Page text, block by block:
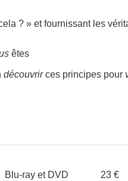
? » et fournissant les
êtes
découvrirces principes pour
Blu-ray et DVD 23 €